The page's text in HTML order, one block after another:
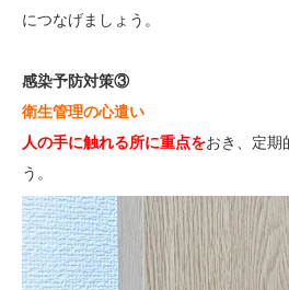
につなげましょう。
感染予防対策③
衛生管理の心遣い
人の手に触れる所に重点をおき、定期
う。